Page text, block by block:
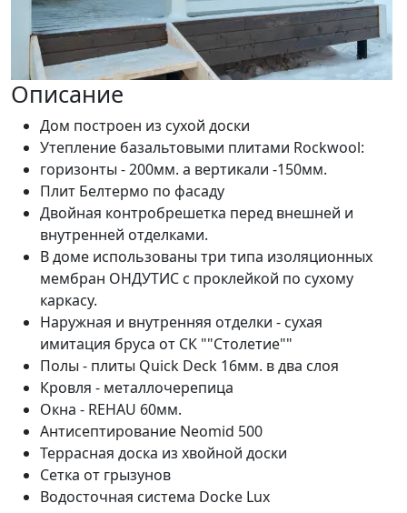
Описание
Дом построен из сухой доски
Утепление базальтовыми плитами Rockwool:
горизонты - 200мм. а вертикали -150мм.
Плит Белтермо по фасаду
Двойная контробрешетка перед внешней и
внутренней отделками.
В доме использованы три типа изоляционных
мембран ОНДУТИС с проклейкой по сухому
каркасу.
Наружная и внутренняя отделки - сухая
имитация бруса от СК ""Столетие""
Полы - плиты Quick Deck 16мм. в два слоя
Кровля - металлочерепица
Окна - REHAU 60мм.
Антисептирование Neomid 500
Террасная доска из хвойной доски
Сетка от грызунов
Водосточная система Docke Lux